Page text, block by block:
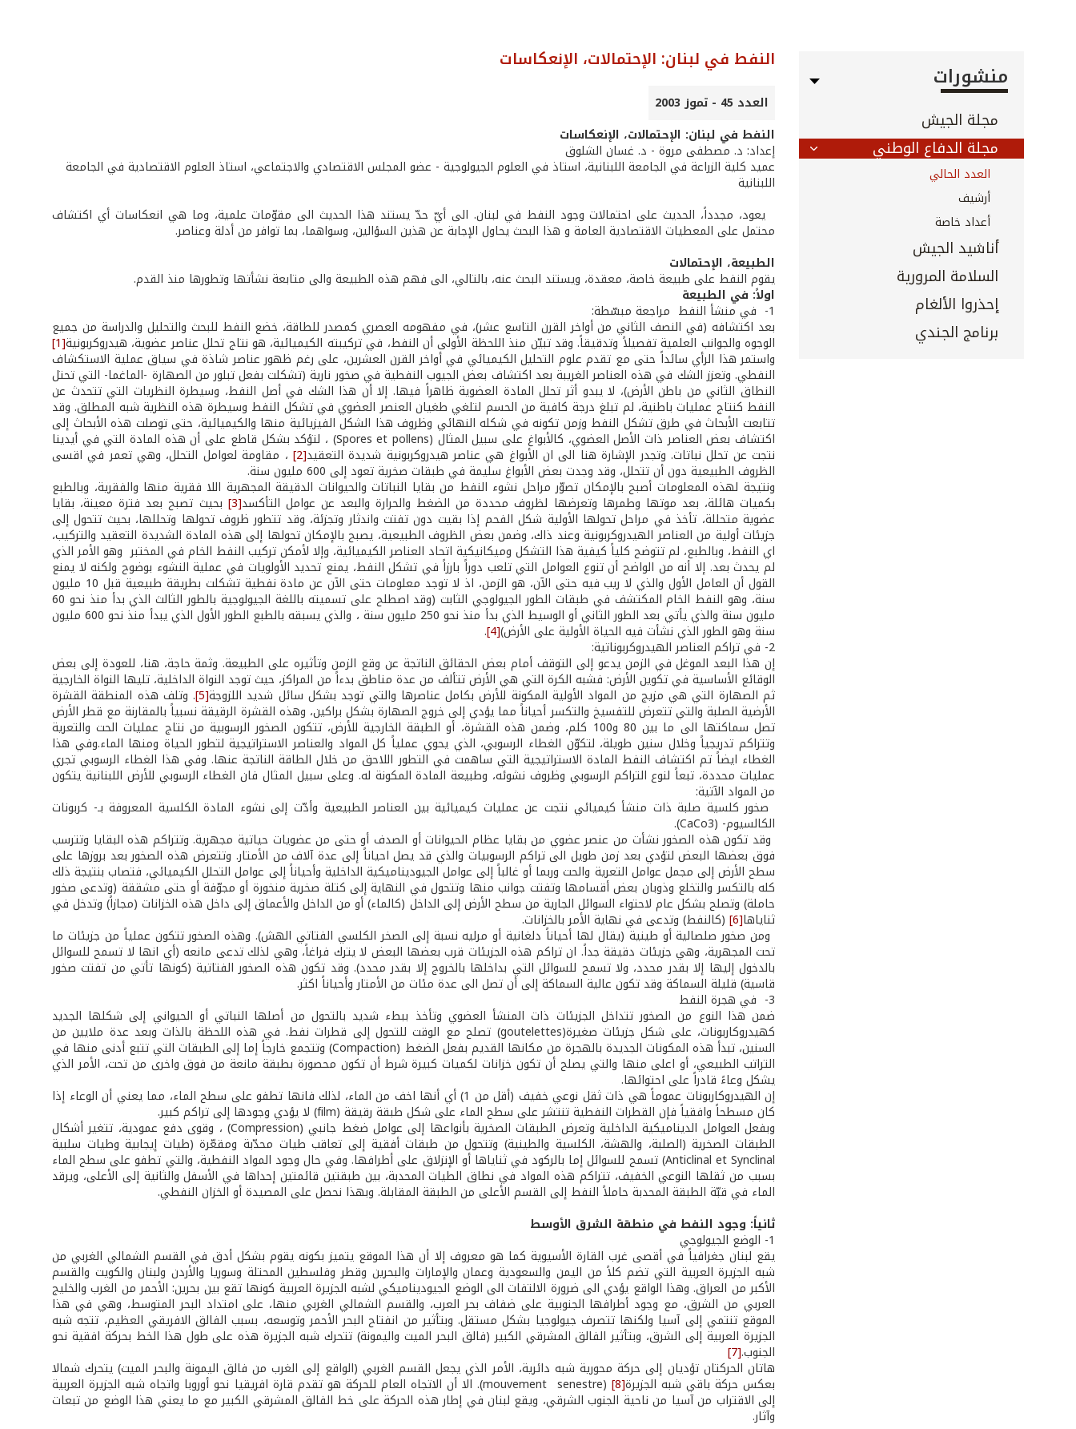
منشورات
مجلة الجيش
مجلة الدفاع الوطني
العدد الحالي
أرشيف
أعداد خاصة
أناشيد الجيش
السلامة المرورية
إحذروا الألغام
برنامج الجندي
النفط في لبنان: الإحتمالات، الإنعكاسات
العدد 45 - تموز 2003
النفط في لبنان: الإحتمالات، الإنعكاسات
إعداد: د. مصطفى مروة - د. غسان الشلوق
عميد كلية الزراعة في الجامعة اللبنانية، استاذ في العلوم الجيولوجية - عضو المجلس الاقتصادي والاجتماعي، استاذ العلوم الاقتصادية في الجامعة
اللبنانية
يعود، مجدداً، الحديث على احتمالات وجود النفط في لبنان. الى أيّ حدّ يستند هذا الحديث الى مقوّمات علمية، وما هي انعكاسات أي اكتشاف
محتمل على المعطيات الاقتصادية العامة و هذا البحث يحاول الإجابة عن هذين السؤالين، وسواهما، بما توافر من أدلة وعناصر.
الطبيعة، الإحتمالات
يقوم النفط على طبيعة خاصة، معقدة، ويستند البحث عنه، بالتالي، الى فهم هذه الطبيعة والى متابعة نشأتها وتطورها منذ القدم.
اولاً: في الطبيعة
1­- في منشأ النفط ­ مراجعة مبسّطة:
بعد اكتشافه (في النصف الثاني من أواخر القرن التاسع عشر)، في مفهومه العصري كمصدر للطاقة، خضع النفط للبحث والتحليل والدراسة من جميع
الوجوه والجوانب العلمية تفصيلاً وتدقيقاً. وقد تبيّن منذ اللحظة الأولى أن النفط، في تركيبته الكيميائية، هو نتاج تحلل عناصر عضوية، هيدروكربونية[1]
واستمر هذا الرأي سائداً حتى مع تقدم علوم التحليل الكيميائي في أواخر القرن العشرين، على رغم ظهور عناصر شاذة في سياق عملية الاستكشاف
النفطي. وتعزز الشك في هذه العناصر الغريبة بعد اكتشاف بعض الجيوب النفطية في صخور نارية (تشكلت بفعل تبلور من الصهارة -الماغما- التي تحتل
النطاق الثاني من باطن الأرض)، لا يبدو أثر تحلل المادة العضوية ظاهراً فيها. إلا أن هذا الشك في أصل النفط، وسيطرة النظريات التي تتحدث عن
النفط كنتاج عمليات باطنية، لم تبلغ درجة كافية من الحسم لتلغي طغيان العنصر العضوي في تشكل النفط وسيطرة هذه النظرية شبه المطلق. وقد
تتابعت الأبحاث في طرق تشكل النفط وزمن تكونه في شكله النهائي وظروف هذا الشكل الفيزيائية منها والكيميائية، حتى توصلت هذه الأبحاث إلى
اكتشاف بعض العناصر ذات الأصل العضوي، كالأبواغ على سبيل المثال (Spores et pollens) ، لتؤكد بشكل قاطع على أن هذه المادة التي في أيدينا
نتجت عن تحلل نباتات. وتجدر الإشارة هنا الى ان الأبواغ هي عناصر هيدروكربونية شديدة التعقيد[2] ، مقاومة لعوامل التحلل، وهي تعمر في اقسى
الظروف الطبيعية دون أن تتحلل، وقد وجدت بعض الأبواغ سليمة في طبقات صخرية تعود إلى 600 مليون سنة.
ونتيجة لهذه المعلومات أصبح بالإمكان تصوّر مراحل نشوء النفط من بقايا النباتات والحيوانات الدقيقة المجهرية اللا فقرية منها والفقرية، وبالطبع
بكميات هائلة، بعد موتها وطمرها وتعرضها لظروف محددة من الضغط والحرارة والبعد عن عوامل التأكسد[3] بحيث تصبح بعد فترة معينة، بقايا
عضوية متحللة، تأخذ في مراحل تحولها الأولية شكل الفحم إذا بقيت دون تفتت واندثار وتجزئة، وقد تتطور ظروف تحولها وتحللها، بحيث تتحول إلى
جزيئات أولية من العناصر الهيدروكربونية وعند ذاك، وضمن بعض الظروف الطبيعية، يصبح بالإمكان تحولها إلى هذه المادة الشديدة التعقيد والتركيب،
اي النفط، وبالطبع، لم تتوضح كلياً كيفية هذا التشكل وميكانيكية اتحاد العناصر الكيميائية، وإلا لأمكن تركيب النفط الخام في المختبر ­ وهو الأمر الذي
لم يحدث بعد. إلا أنه من الواضح أن تنوع العوامل التي تلعب دوراً بارزاً في تشكل النفط، يمنع تحديد الأولويات في عملية النشوء بوضوح ولكنه لا يمنع
القول أن العامل الأول والذي لا ريب فيه حتى الآن، هو الزمن، اذ لا توجد معلومات حتى الآن عن مادة نفطية تشكلت بطريقة طبيعية قبل 10 مليون
سنة، وهو النفط الخام المكتشف في طبقات الطور الجيولوجي الثابت (وقد اصطلح على تسميته باللغة الجيولوجية بالطور الثالث الذي بدأ منذ نحو 60
مليون سنة والذي يأتي بعد الطور الثاني أو الوسيط الذي بدأ منذ نحو 250 مليون سنة ، والذي يسبقه بالطبع الطور الأول الذي يبدأ منذ نحو 600 مليون
سنة وهو الطور الذي نشأت فيه الحياة الأولية على الأرض)[4]
.
2- ­في تراكم العناصر الهيدروكربوناتية:
إن هذا البعد الموغل في الزمن يدعو إلى التوقف أمام بعض الحقائق الناتجة عن وقع الزمن وتأثيره على الطبيعة. وثمة حاجة، هنا، للعودة إلى بعض
الوقائع الأساسية في تكوين الأرض: فشبه الكرة التي هي الأرض تتألف من عدة مناطق بدءاً من المراكز، حيث توجد النواة الداخلية، تليها النواة الخارجية
ثم الصهارة التي هي مزيج من المواد الأولية المكونة للأرض بكامل عناصرها والتي توجد بشكل سائل شديد اللزوجة[5] . وتلف هذه المنطقة القشرة
الأرضية الصلبة والتي تتعرض للتفسيخ والتكسر أحياناً مما يؤدي إلى خروج الصهارة بشكل براكين، وهذه القشرة الرقيقة نسبياً بالمقارنة مع قطر الأرض
تصل سماكتها الى ما بين 80 و100 كلم، وضمن هذه القشرة، أو الطبقة الخارجية للأرض، تتكون الصخور الرسوبية من نتاج عمليات الحت والتعرية
وتتراكم تدريجياً وخلال سنين طويلة، لتكوّن الغطاء الرسوبي، الذي يحوي عملياً كل المواد والعناصر الاستراتيجية لتطور الحياة ومنها الماء.وفي هذا
الغطاء ايضاً تم اكتشاف النفط المادة الاستراتيجية التي ساهمت في التطور اللاحق من خلال الطاقة الناتجة عنها. وفي هذا الغطاء الرسوبي تجري
عمليات محددة، تبعاً لنوع التراكم الرسوبي وظروف نشوئه، وطبيعة المادة المكونة له. وعلى سبيل المثال فان الغطاء الرسوبي للأرض اللبنانية يتكون
من المواد الآتية:
­ صخور كلسية صلبة ذات منشأ كيميائي نتجت عن عمليات كيميائية بين العناصر الطبيعية وأدّت إلى نشوء المادة الكلسية المعروفة بـ- كربونات
الكالسيوم- (CaCo3).
وقد تكون هذه الصخور نشأت من عنصر عضوي من بقايا عظام الحيوانات أو الصدف أو حتى من عضويات حياتية مجهرية. وتتراكم هذه البقايا وتترسب
فوق بعضها البعض لتؤدي بعد زمن طويل الى تراكم الرسوبيات والذي قد يصل احياناً إلى عدة آلاف من الأمتار. وتتعرض هذه الصخور بعد بروزها على
سطح الأرض إلى مجمل عوامل التعرية والحت وربما أو غالباً إلى عوامل الجيوديناميكية الداخلية وأحياناً إلى عوامل التحلل الكيميائي، فتصاب بنتيجة ذلك
كله بالتكسر والتخلع وذوبان بعض أقسامها وتفتت جوانب منها وتتحول في النهاية إلى كتلة صخرية منخورة أو مجوّفة أو حتى مشققة (وتدعى صخور
حاملة) وتصلح بشكل عام لاحتواء السوائل الجارية من سطح الأرض إلى الداخل (كالماء) أو من الداخل والأعماق إلى داخل هذه الخزانات (مجازاً) وتدخل في
ثناياها[6] (كالنفط) وتدعى في نهاية الأمر بالخزانات.
­ ومن صخور صلصالية أو طينية (يقال لها أحياناً دلغانية أو مرليه نسبة إلى الصخر الكلسي الفتاتي الهش). وهذه الصخور تتكون عملياً من جزيئات ما
تحت المجهرية، وهي جزيئات دقيقة جداً. ان تراكم هذه الجزيئات قرب بعضها البعض لا يترك فراغاً، وهي لذلك تدعى مانعه (أي انها لا تسمح للسوائل
بالدخول إليها إلا بقدر محدد، ولا تسمح للسوائل التي بداخلها بالخروج إلا بقدر محدد). وقد تكون هذه الصخور الفتاتية (كونها تأتي من تفتت صخور
قاسية) قليلة السماكة وقد تكون عالية السماكة إلى أن تصل الى عدة مئات من الأمتار وأحياناً اكثر.
3­- في هجرة النفط
ضمن هذا النوع من الصخور تتداخل الجزيئات ذات المنشأ العضوي وتأخذ ببطء شديد بالتحول من أصلها النباتي أو الحيواني إلى شكلها الجديد
كهيدروكاربونات، على شكل جزيئات صغيرة(goutelettes) تصلح مع الوقت للتحول إلى قطرات نفط. في هذه اللحظة بالذات وبعد عدة ملايين من
السنين، تبدأ هذه المكونات الجديدة بالهجرة من مكانها القديم بفعل الضغط (Compaction) وتتجمع خارجاً إما إلى الطبقات التي تتبع أدنى منها في
التراتب الطبيعي، أو اعلى منها والتي يصلح أن تكون خزانات لكميات كبيرة شرط أن تكون محصورة بطبقة مانعة من فوق واخرى من تحت، الأمر الذي
يشكل وعاءً قادراً على احتوائها.
إن الهيدروكاربونات عموماً هي ذات ثقل نوعي خفيف (أقل من 1) أي أنها اخف من الماء، لذلك فانها تطفو على سطح الماء، مما يعني أن الوعاء إذا
كان مسطحاً وافقياً فإن القطرات النفطية تنتشر على سطح الماء على شكل طبقة رقيقة (film) لا يؤدي وجودها إلى تراكم كبير.
وبفعل العوامل الديناميكية الداخلية وتعرض الطبقات الصخرية بأنواعها إلى عوامل ضغط جانبي (Compression) ، وقوى دفع عمودية، تتغير أشكال
الطبقات الصخرية (الصلبة، والهشة، الكلسية والطينية) وتتحول من طبقات أفقية إلى تعاقب طيات محدّبة ومقعّرة (طيات إيجابية وطيات سلبية
Anticlinal et Synclinal) تسمح للسوائل إما بالركود في ثناياها أو الإنزلاق على أطرافها. وفي حال وجود المواد النفطية، والتي تطفو على سطح الماء
بسبب من ثقلها النوعي الخفيف، تتراكم هذه المواد في نطاق الطيات المحدبة، بين طبقتين قائمتين إحداها في الأسفل والثانية إلى الأعلى، ويرقد
الماء في قبّة الطبقة المحدبة حاملاً النفط إلى القسم الأعلى من الطبقة المقابلة. وبهذا نحصل على المصيدة أو الخزان النفطي.
ثانياً: وجود النفط في منطقة الشرق الأوسط
1- الوضع الجيولوجي
يقع لبنان جغرافياً في أقصى غرب القارة الأسيوية كما هو معروف إلا أن هذا الموقع يتميز بكونه يقوم بشكل أدق في القسم الشمالي الغربي من
شبه الجزيرة العربية التي تضم كلاً من اليمن والسعودية وعمان والإمارات والبحرين وقطر وفلسطين المحتلة وسوريا والأردن ولبنان والكويت والقسم
الأكبر من العراق. وهذا الواقع يؤدي الى ضرورة الالتفات الى الوضع الجيوديناميكي لشبه الجزيرة العربية كونها تقع بين بحرين: الأحمر من الغرب والخليج
العربي من الشرق، مع وجود أطرافها الجنوبية على ضفاف بحر العرب، والقسم الشمالي الغربي منها، على امتداد البحر المتوسط، وهي في هذا
الموقع تنتمي إلى آسيا ولكنها تتصرف جيولوجيا بشكل مستقل. وبتأثير من انفتاح البحر الأحمر وتوسعه، بسبب الفالق الافريقي العظيم، تتجه شبه
الجزيرة العربية إلى الشرق، وبتأثير الفالق المشرقي الكبير (فالق البحر الميت واليمونة) تتحرك شبه الجزيرة هذه على طول هذا الخط بحركة افقية نحو
الجنوب.[7]
هاتان الحركتان تؤديان إلى حركة محورية شبه دائرية، الأمر الذي يجعل القسم الغربي (الواقع إلى الغرب من فالق اليمونة والبحر الميت) يتحرك شمالا
بعكس حركة باقي شبه الجزيرة[8] (mouvement senestre). الا أن الاتجاه العام للحركة هو تقدم قارة افريقيا نحو أوروبا واتجاه شبه الجزيرة العربية
إلى الاقتراب من آسيا من ناحية الجنوب الشرقي، ويقع لبنان في إطار هذه الحركة على خط الفالق المشرقي الكبير مع ما يعني هذا الوضع من تبعات
وآثار.